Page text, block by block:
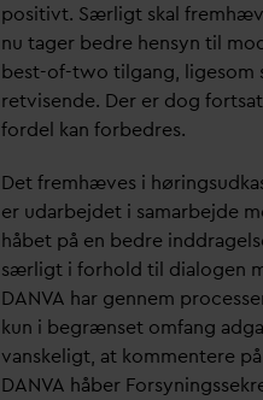
positivt. Særligt skal
nu tager bedre hensyn til
best-of-two tilgang, ligesom
retvisende. Der er dog
fordel kan forbedres.
Det fremhæves i
er udarbejdet i samarbejde
håbet på en bedre
særligt i forhold til dialogen
DANVA har gennem
kun i begrænset omfang
vanskeligt, at kommentere
DANVA håber